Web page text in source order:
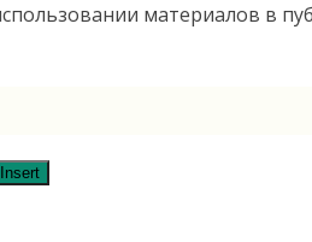
материалов в
Insert